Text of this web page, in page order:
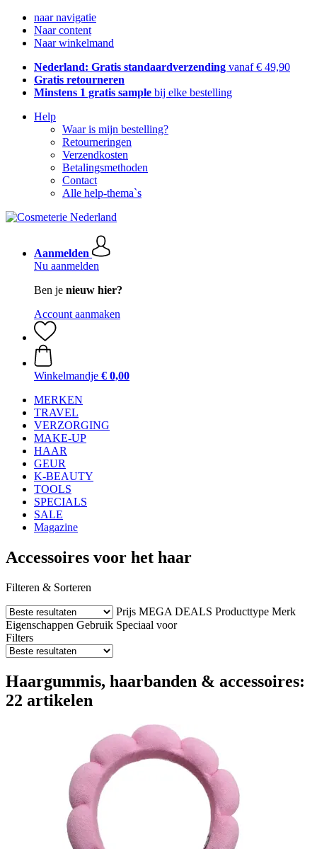
naar navigatie
Naar content
Naar winkelmand
Nederland: Gratis standaardverzending vanaf € 49,90
Gratis retourneren
Minstens 1 gratis sample bij elke bestelling
Help
Waar is mijn bestelling?
Retourneringen
Verzendkosten
Betalingsmethoden
Contact
Alle help-thema`s
Aanmelden
Nu aanmelden
Ben je nieuw hier?
Account aanmaken
Winkelmandje € 0,00
MERKEN
TRAVEL
VERZORGING
MAKE-UP
HAAR
GEUR
K-BEAUTY
TOOLS
SPECIALS
SALE
Magazine
Accessoires voor het haar
Filteren & Sorteren
Prijs MEGA DEALS Producttype Merk
Eigenschappen Gebruik Speciaal voor
Filters
Haargummis, haarbanden & accessoires:
22 artikelen